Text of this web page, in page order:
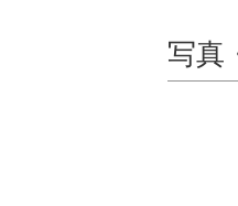
写真